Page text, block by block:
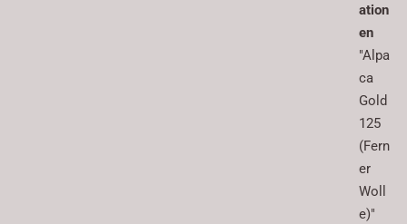
ation
en
"Alpa
ca
Gold
125
(Fern
er
Woll
e)"